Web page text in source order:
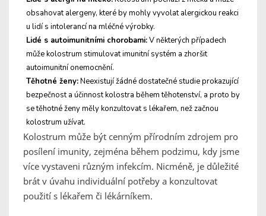
obsahovat alergeny, které by mohly vyvolat alergickou reakci
u lidí s intolerancí na mléčné výrobky.
Lidé s autoimunitními chorobami:V některých případech
může kolostrum stimulovat imunitní systém a zhoršit
autoimunitní onemocnění.
Těhotné ženy:Neexistují žádné dostatečné studie prokazující
bezpečnost a účinnost kolostra během těhotenství, a proto by
se těhotné ženy měly konzultovat s lékařem, než začnou
kolostrum užívat.
Kolostrum může být cenným přírodním zdrojem pro
posílení imunity, zejména během podzimu, kdy jsme
více vystaveni různým infekcím. Nicméně, je důležité
brát v úvahu individuální potřeby a konzultovat
použití s lékařem či lékárníkem.